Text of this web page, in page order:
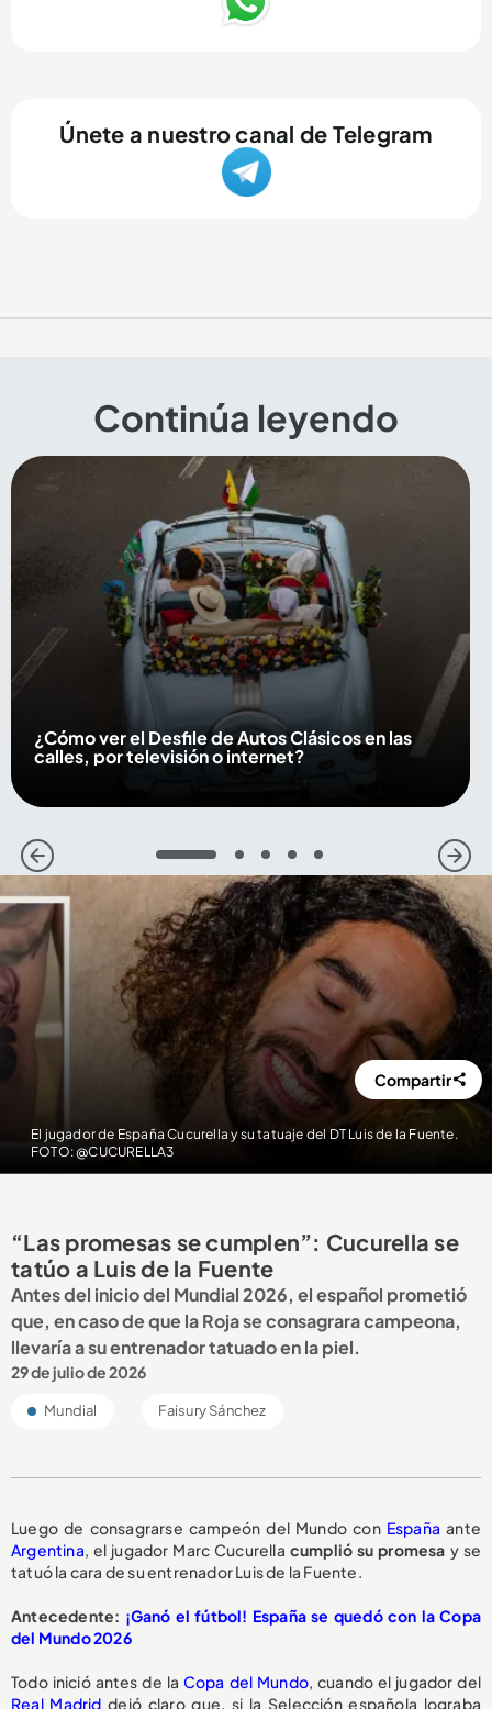
Únete a nuestro canal de Telegram
Continúa leyendo
¿Cómo ver el Desfile de Autos Clásicos en las
calles, por televisión o internet?
1 2 3 4 5
El jugador de España Cucurella y su tatuaje del DT Luis de la Fuente.
FOTO: @CUCURELLA3
Compartir
“Las promesas se cumplen”: Cucurella se
tatúo a Luis de la Fuente
Antes del inicio del Mundial 2026, el español prometió
que, en caso de que la Roja se consagrara campeona,
llevaría a su entrenador tatuado en la piel.
29 de julio de 2026
Mundial Faisury Sánchez
Luego de consagrarse campeón del Mundo con España ante
Argentina, el jugador Marc Cucurella cumplió su promesa y se
tatuó la cara de su entrenador Luis de la Fuente.
Antecedente: ¡Ganó el fútbol! España se quedó con la Copa
del Mundo 2026
Todo inició antes de la Copa del Mundo, cuando el jugador del
Real Madriddejó claro que, si la Selección española lograba